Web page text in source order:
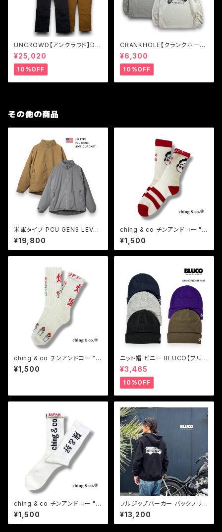
UNCROWD【アンクラウド】DU
CK DECK PANTS
¥25,020
10%OFF
CRANKHOLE【クランクホー
ル】 RIDE ME L/S T-SHIRTS
¥6,300
10%OFF
その他の商品
米軍タイプ PCU GEN3 LEVEL
7 JACKET
¥19,800
ching & co チンアンドコー "O
TAFUKU おたふく -white- "
Socks お多福 ソックス 靴下
¥1,500
ching & co チンアンドコー "爆
誕 BIRTHDAY" ソックス 誕生
日 ギフト
¥1,500
ニット帽 ビニー BLUCO【ブル
コ】STANDARD BEANIE
¥3,465
10%OFF
ching & co チンアンドコー "K
ung-Fu カンフー -white-" ソ
ックス 靴下
¥1,500
フルジップパーカー バックプリン
ト ヘビーウェイト BLUCO【ブル
コ】HEAVY PILE SWEAT ZIP
HOODIE -Truck-
¥13,200